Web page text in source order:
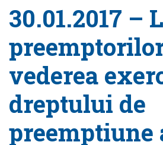
30.01.2017 –
vederea
dreptului de
preemptiune